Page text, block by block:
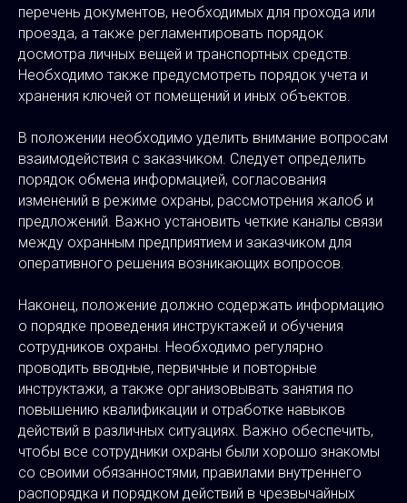
перечень документов, необходимых для прохода или
проезда, а также регламентировать порядок
досмотра личных вещей и транспортных средств.
Необходимо также предусмотреть порядок учета и
хранения ключей от помещений и иных объектов.
В положении необходимо уделить внимание вопросам
взаимодействия с заказчиком. Следует определить
порядок обмена информацией, согласования
изменений в режиме охраны, рассмотрения жалоб и
предложений. Важно установить четкие каналы связи
между охранным предприятием и заказчиком для
оперативного решения возникающих вопросов.
Наконец, положение должно содержать информацию
о порядке проведения инструктажей и обучения
сотрудников охраны. Необходимо регулярно
проводить вводные, первичные и повторные
инструктажи, а также организовывать занятия по
повышению квалификации и отработке навыков
действий в различных ситуациях. Важно обеспечить,
чтобы все сотрудники охраны были хорошо знакомы
со своими обязанностями, правилами внутреннего
распорядка и порядком действий в чрезвычайных